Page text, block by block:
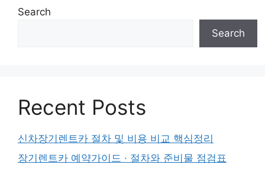
Search
Search
Recent Posts
신차장기렌트카 절차 및 비용 비교 핵심정리
장기렌트카 예약가이드 · 절차와 준비물 점검표